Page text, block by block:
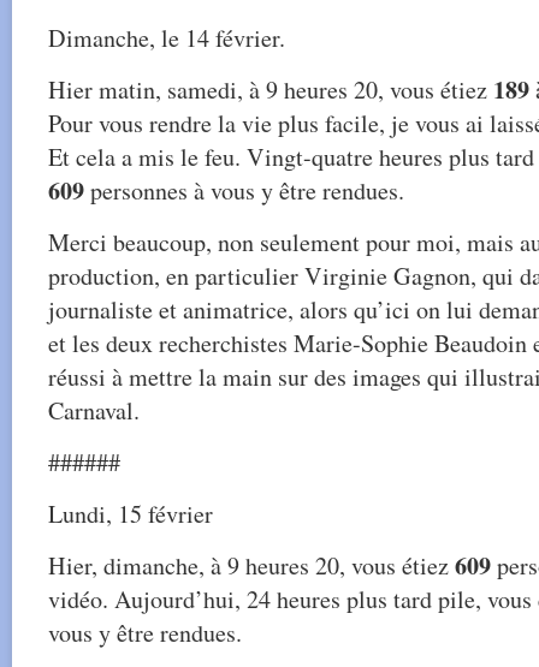
Dimanche, le 14 février.
Hier matin, samedi, à 9 heures 20, vous étiez 189
Pour vous rendre la vie plus facile, je vous ai
Et cela a mis le feu. Vingt-quatre heures plus
609personnes à vous y être rendues.
Merci beaucoup, non seulement pour moi, mais
production, en particulier Virginie Gagnon, qui
journaliste et animatrice, alors qu’ici on lui
et les deux recherchistes Marie-Sophie
réussi à mettre la main sur des images qui
Carnaval.
######
Lundi, 15 février
Hier, dimanche, à 9 heures 20, vous étiez609
vidéo. Aujourd’hui, 24 heures plus tard pile,
vous y être rendues.